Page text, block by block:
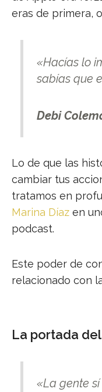
eras de primera,
«Hacías lo
sabías que
Debi
Lo de que las
cambiar tus
tratamos en
Marina Díaz en
podcast.
Este poder de
relacionado con
La portada
«La gente